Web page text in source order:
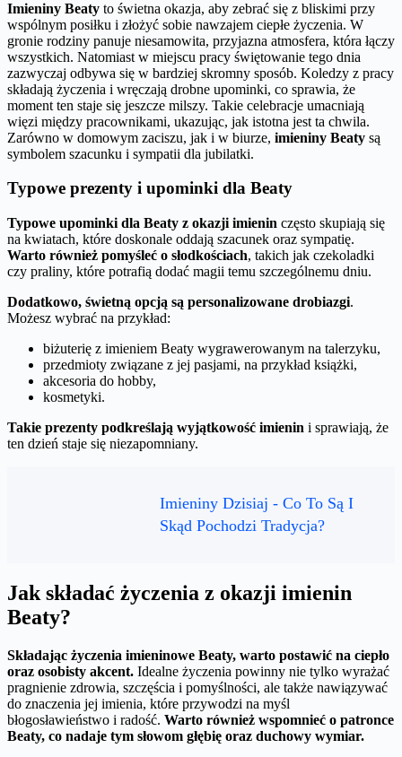
Imieniny Beaty to świetna okazja, aby zebrać się z bliskimi przy
wspólnym posiłku i złożyć sobie nawzajem ciepłe życzenia. W
gronie rodziny panuje niesamowita, przyjazna atmosfera, która łączy
wszystkich. Natomiast w miejscu pracy świętowanie tego dnia
zazwyczaj odbywa się w bardziej skromny sposób. Koledzy z pracy
składają życzenia i wręczają drobne upominki, co sprawia, że
moment ten staje się jeszcze milszy. Takie celebracje umacniają
więzi między pracownikami, ukazując, jak istotna jest ta chwila.
Zarówno w domowym zaciszu, jak i w biurze, imieniny Beaty są
symbolem szacunku i sympatii dla jubilatki.
Typowe prezenty i upominki dla Beaty
Typowe upominki dla Beaty z okazji imienin często skupiają się
na kwiatach, które doskonale oddają szacunek oraz sympatię.
Warto również pomyśleć o słodkościach, takich jak czekoladki
czy praliny, które potrafią dodać magii temu szczególnemu dniu.
Dodatkowo, świetną opcją są personalizowane drobiazgi.
Możesz wybrać na przykład:
biżuterię z imieniem Beaty wygrawerowanym na talerzyku,
przedmioty związane z jej pasjami, na przykład książki,
akcesoria do hobby,
kosmetyki.
Takie prezenty podkreślają wyjątkowość imienin i sprawiają, że
ten dzień staje się niezapomniany.
Imieniny Dzisiaj - Co To Są I
Skąd Pochodzi Tradycja?
Jak składać życzenia z okazji imienin
Beaty?
Składając życzenia imieninowe Beaty, warto postawić na ciepło
oraz osobisty akcent. Idealne życzenia powinny nie tylko wyrażać
pragnienie zdrowia, szczęścia i pomyślności, ale także nawiązywać
do znaczenia jej imienia, które przywodzi na myśl
błogosławieństwo i radość. Warto również wspomnieć o patronce
Beaty, co nadaje tym słowom głębię oraz duchowy wymiar.